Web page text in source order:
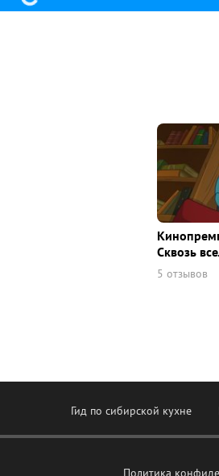
Сквозь
5 отзывов
Гид по сибирской кухне
Политика